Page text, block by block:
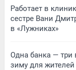
Работает в
сестре Вани
в «Лужниках»
Одна банка — три
зиму для жителей